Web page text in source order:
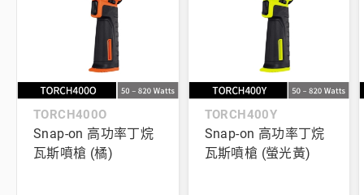
TORCH400O
Snap-on 高功率丁烷
瓦斯噴槍 (橘)
TORCH400Y
Snap-on 高功率丁烷
瓦斯噴槍 (螢光黃)